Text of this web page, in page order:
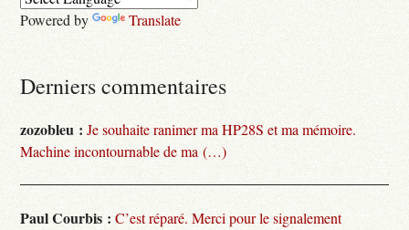
Powered by Translate
Derniers commentaires
zozobleu : Je souhaite ranimer ma HP28S et ma mémoire.
Machine incontournable de ma (…)
Paul Courbis : C’est réparé. Merci pour le signalement